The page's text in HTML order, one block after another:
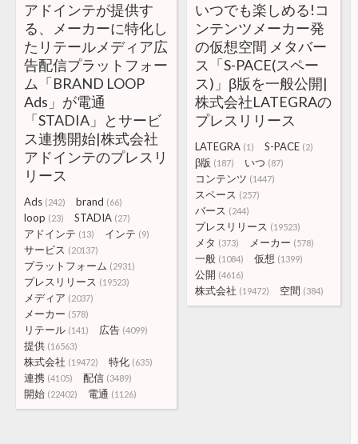
アドインテが提供す
る、メーカーに特化し
たリテールメディア広
告配信プラットフォー
ム「BRAND LOOP
Ads」が電通
「STADIA」とサービ
ス連携開始|株式会社
アドインテのプレスリ
リース
Ads (242) brand (66)
loop (23) STADIA (27)
アドインテ (13) インテ (9)
サービス (20137)
プラットフォーム (2931)
プレスリリース (19523)
メディア (2037)
メーカー (578)
リテール (141) 広告 (4099)
提供 (16563)
株式会社 (19472) 特化 (635)
連携 (4105) 配信 (3489)
開始 (22402) 電通 (1126)
いつでも楽しめる!コ
ンテンツメーカー発
の仮想空間 メタバー
ス「S-PACE(スペー
ス)」β版を一般公開|
株式会社LATEGRAの
プレスリリース
LATEGRA (1) S-PACE (2)
β版 (187) いつ (87)
コンテンツ (1447)
スペース (257)
バース (244)
プレスリリース (19523)
メタ (373) メーカー (578)
一般 (1084) 仮想 (1399)
公開 (4616)
株式会社 (19472) 空間 (384)